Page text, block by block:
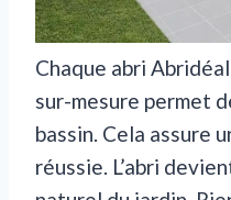
Chaque abri
sur-mesure permet
bassin. Cela assure
réussie. L’abri